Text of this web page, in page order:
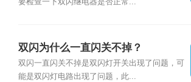
双闪为什么一直闪关不掉？
双闪一直闪关不掉是双闪灯开关出现了问题，可
能是双闪灯电路出现了问题，此...